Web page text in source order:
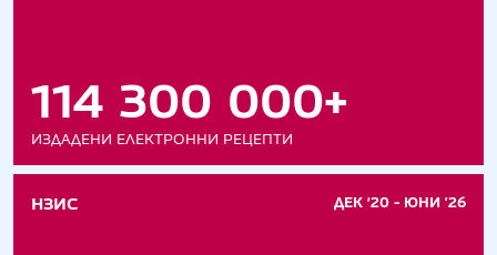
114 300 000+
ИЗДАДЕНИ ЕЛЕКТРОННИ РЕЦЕПТИ
НЗИС ДЕК ’20 - ЮНИ '26